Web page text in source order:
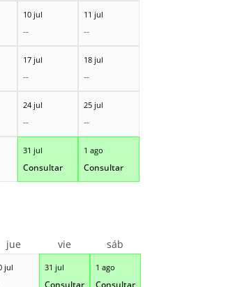
10 jul
--
11 jul
--
17 jul
--
18 jul
--
24 jul
--
25 jul
--
31 jul
Consultar
1 ago
Consultar
jul 31 jul
Consultar
1 ago
Consultar
jue vie sáb